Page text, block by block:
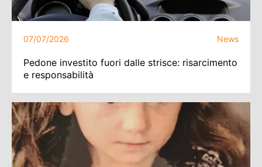
07/07/2026 News
Pedone investito fuori dalle strisce: risarcimento
e responsabilità